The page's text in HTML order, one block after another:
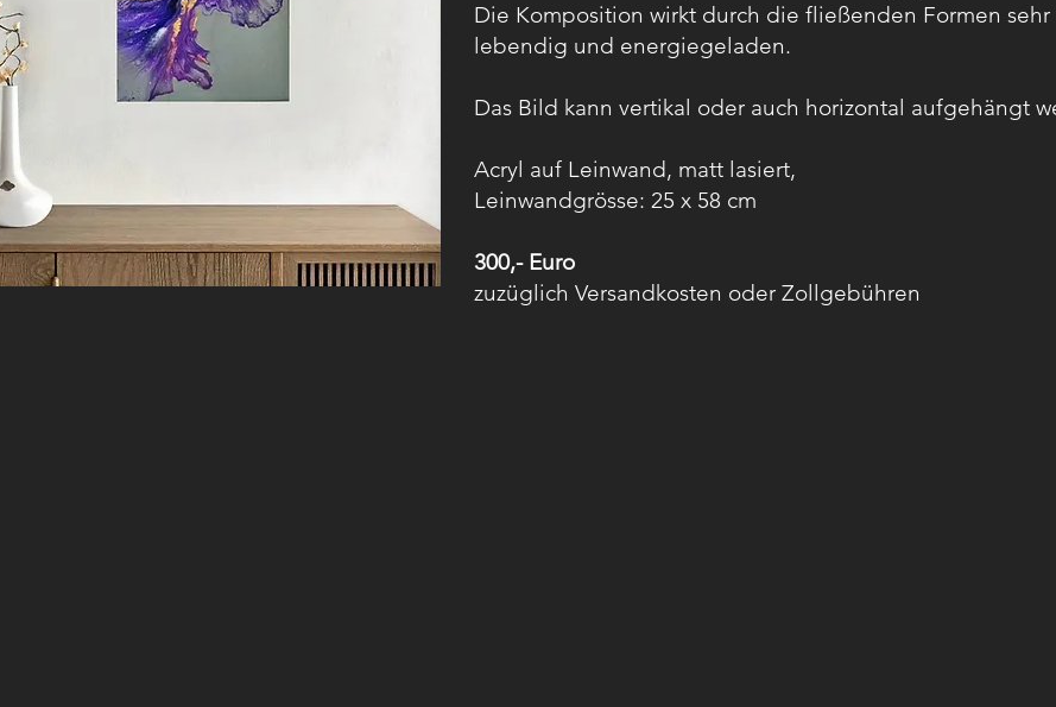
Die Komposition wirkt durch die fließenden Formen sehr
lebendig und energiegeladen.
Das Bild kann vertikal oder auch horizontal aufgehängt
Acryl auf Leinwand, matt lasiert,
Leinwandgrösse: 25 x 58 cm
​​300,- Euro
​zuzüglich Versandkosten oder Zollgebühren